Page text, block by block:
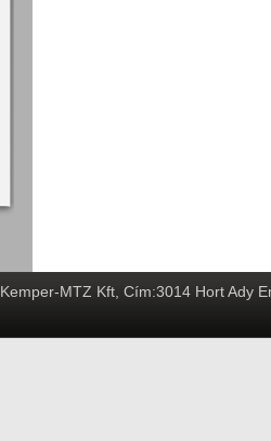
Kemper-MTZ Kft, Cím:3014 Hort Ady